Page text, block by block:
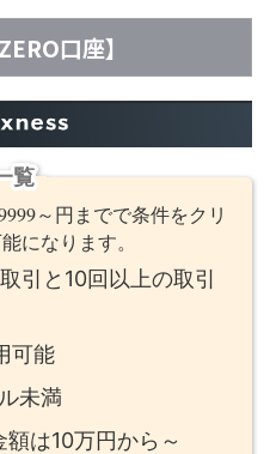
口座】
覧
～円までで条件をクリ
になります。
引と10回以上の取引
可能
未満
は10万円から～